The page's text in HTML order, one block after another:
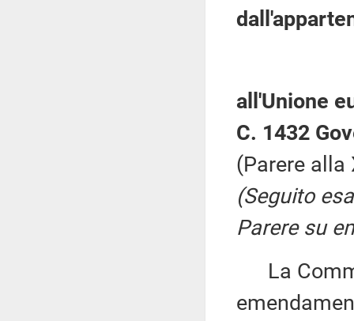
all'Unione
C. 1432
(Parere alla
(Seguito
Parere su
La